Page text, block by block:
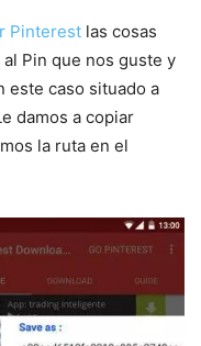
Pinterest las cosas
Pin que nos guste y
este caso situado a
damos a copiar
la ruta en el